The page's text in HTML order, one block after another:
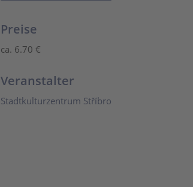
Preise
ca. 6.70 €
Veranstalter
Stadtkulturzentrum Stříbro